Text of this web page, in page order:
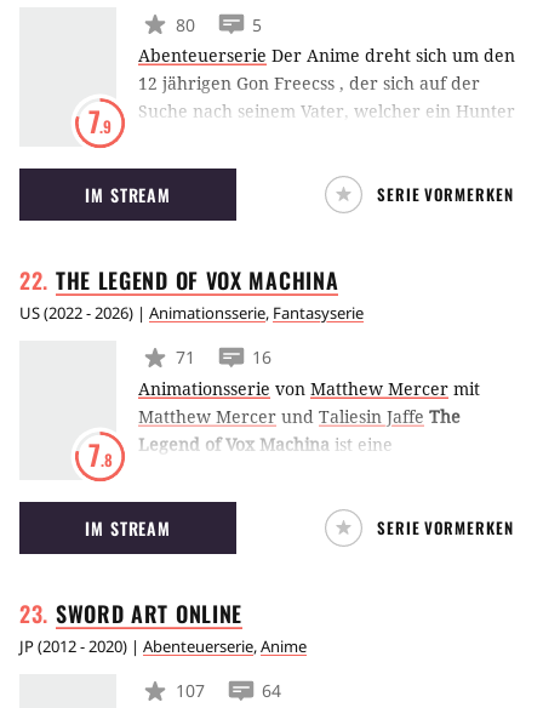
7.9
80
5
Abenteuerserie Der Anime dreht sich um den
12 jährigen Gon Freecss , der sich auf der
Suche nach seinem Vater, welcher ein Hunter
auf um selbst ein Hunter zu werden. Bei der
Einstiegsprüfung zum Hunter, lernt er neue
Freunde kennen und ihm wird klar, das dies
IM STREAM SERIE VORMERKEN
THE LEGEND OF VOX MACHINA
US(2022 - 2026) | Animationsserie, Fantasyserie
7.8
71
16
Animationsserie von Matthew Mercer mit
Matthew Mercer und Taliesin Jaffe The
Legend of Vox Machina ist eine
bunt durchgemischten Heldentruppe in einer
Fantasywelt. Sie basiert auf der Webserie
Critical Role, in der Spielleiter Matthew
Dungeons & Dragons-Abenteuer durchführt.
IM STREAM SERIE VORMERKEN
SWORD ART ONLINE
JP(2012 - 2020) | Abenteuerserie,Anime
107
64